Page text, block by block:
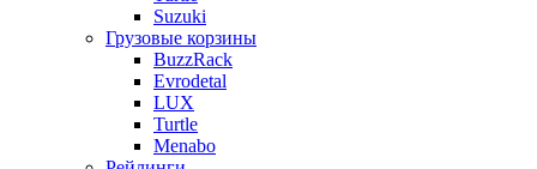
Suzuki
Грузовые корзины
BuzzRack
Evrodetal
LUX
Turtle
Menabo